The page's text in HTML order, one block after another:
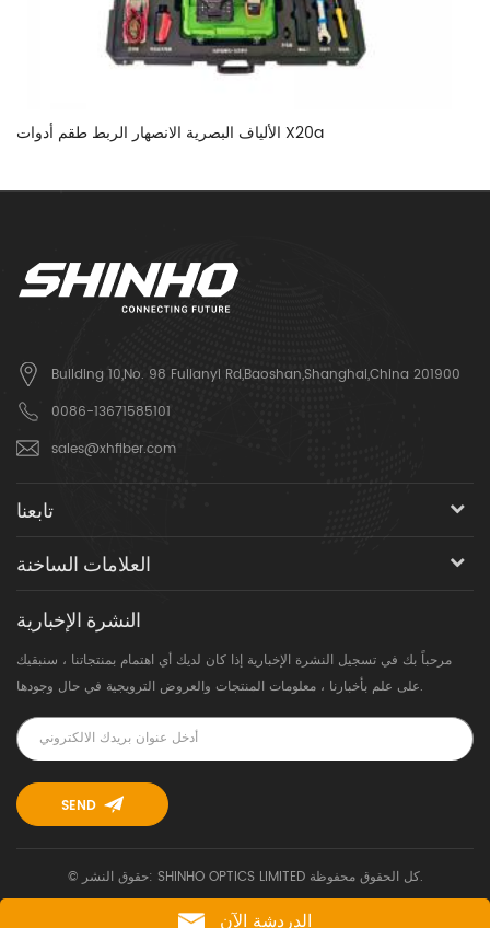
الألياف البصرية الانصهار الربط طقم أدوات X20a
Building 10,No. 98 Fulianyi Rd,Baoshan,Shanghai,China 201900
0086-13671585101
sales@xhfiber.com
تابعنا
العلامات الساخنة
النشرة الإخبارية
مرحباً بك في تسجيل النشرة الإخبارية إذا كان لديك أي اهتمام بمنتجاتنا ، سنبقيك
على علم بأخبارنا ، معلومات المنتجات والعروض الترويجية في حال وجودها.
© حقوق النشر: SHINHO OPTICS LIMITED كل الحقوق محفوظة.
الدردشة الآن